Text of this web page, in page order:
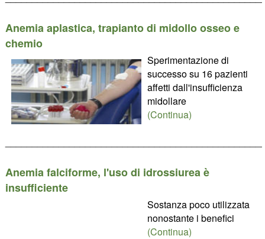
Anemia aplastica, trapianto di midollo osseo e
chemio
Sperimentazione di
successo su 16 pazienti
affetti dall'insufficienza
midollare
(Continua)
Anemia falciforme, l'uso di idrossiurea è
insufficiente
Sostanza poco utilizzata
nonostante i benefici
(Continua)